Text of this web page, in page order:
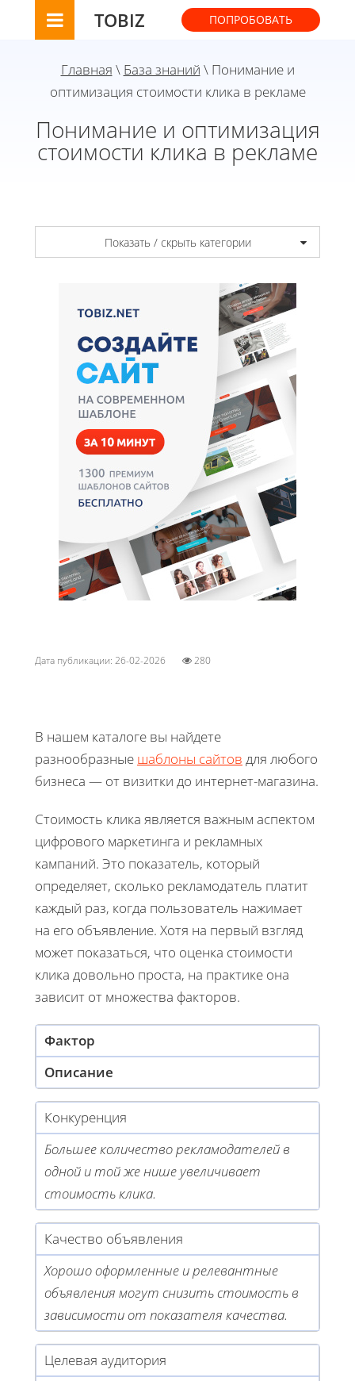
TOBIZ ПОПРОБОВАТЬ
Главная \ База знаний \ Понимание и
оптимизация стоимости клика в рекламе
Понимание и оптимизация
стоимости клика в рекламе
Показать / скрыть категории
Дата публикации: 26-02-2026 280
В нашем каталоге вы найдете
разнообразные шаблоны сайтов для любого
бизнеса — от визитки до интернет-магазина.
Стоимость клика является важным аспектом
цифрового маркетинга и рекламных
кампаний. Это показатель, который
определяет, сколько рекламодатель платит
каждый раз, когда пользователь нажимает
на его объявление. Хотя на первый взгляд
может показаться, что оценка стоимости
клика довольно проста, на практике она
зависит от множества факторов.
Фактор
Описание
Конкуренция
Большее количество рекламодателей в
одной и той же нише увеличивает
стоимость клика.
Качество объявления
Хорошо оформленные и релевантные
объявления могут снизить стоимость в
зависимости от показателя качества.
Целевая аудитория